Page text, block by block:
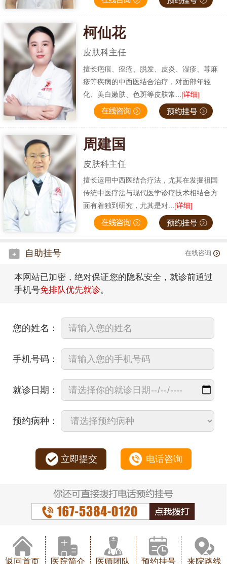
柯仙花
皮肤科主任
擅长疤痕、痤疮、脱发、皮炎、湿疹、荨麻
疹等疾病的中西医结合治疗，对面部年轻
化、美白嫩肤、色斑等皮肤常... [详细]
周建国
皮肤科主任
擅长运用中西医结合疗法，尤其在发掘祖国
传统中医疗法与现代医学诊疗技术相结合方
面有着独到研究，尤其是对...[详细]
自助挂号 在线咨询
本网站已加密，绝对保证您的隐私安全，就诊前通过
手机号免排队优先就诊。
您的姓名：
手机号码：
就诊日期：
预约病种：
立即提交 电话咨询
返回首页 医院简介 医师团队 预约挂号 来院路线